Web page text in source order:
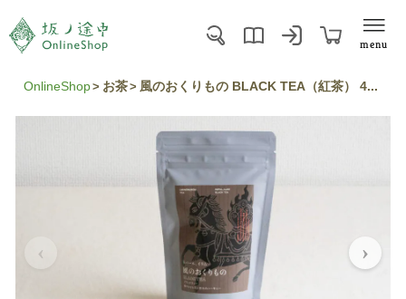
menu
OnlineShop お茶 風のおくりもの BLACK TEA（紅茶） 4...